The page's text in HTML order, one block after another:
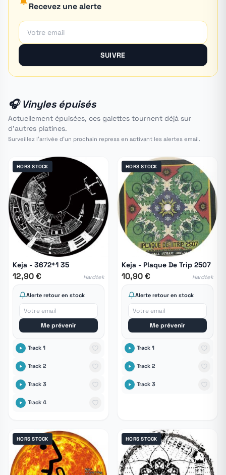
Recevez une alerte
SUIVRE
🎧 Vinyles épuisés
Actuellement épuisées, ces galettes tournent déjà sur
d'autres platines.
Surveillez l'arrivée d'un prochain repress en activant les alertes email.
HORS STOCK
Keja - 3672*1 35
12,90 € Hardtek
Alerte retour en stock
Me prévenir
Track 1
Track 2
Track 3
Track 4
HORS STOCK
Keja - Plaque De Trip 2507
10,90 € Hardtek
Alerte retour en stock
Me prévenir
Track 1
Track 2
Track 3
HORS STOCK HORS STOCK